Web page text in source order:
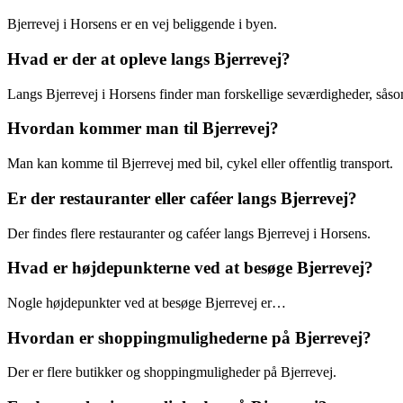
Bjerrevej i Horsens er en vej beliggende i byen.
Hvad er der at opleve langs Bjerrevej?
Langs Bjerrevej i Horsens finder man forskellige seværdigheder,
Hvordan kommer man til Bjerrevej?
Man kan komme til Bjerrevej med bil, cykel eller offentlig transport.
Er der restauranter eller caféer langs Bjerrevej?
Der findes flere restauranter og caféer langs Bjerrevej i Horsens.
Hvad er højdepunkterne ved at besøge Bjerrevej?
Nogle højdepunkter ved at besøge Bjerrevej er…
Hvordan er shoppingmulighederne på Bjerrevej?
Der er flere butikker og shoppingmuligheder på Bjerrevej.